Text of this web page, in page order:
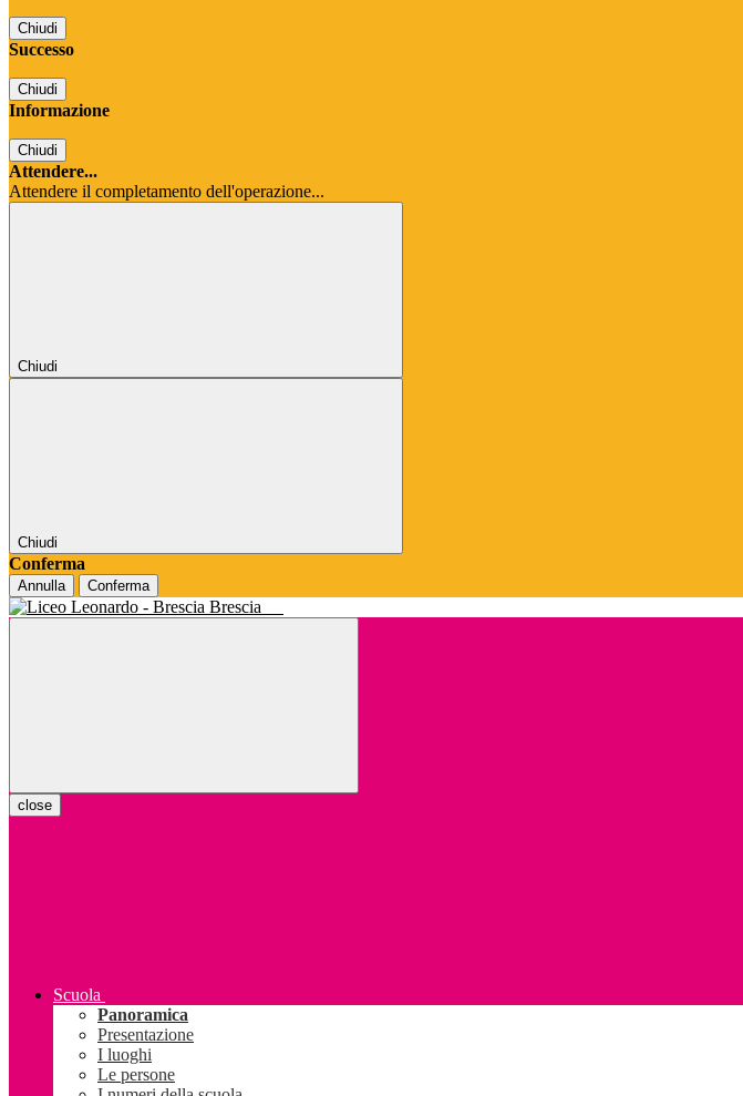
Chiudi
Successo
Chiudi
Informazione
Chiudi
Attendere...
Attendere il completamento dell'operazione...
Chiudi
Chiudi
Conferma
Annulla Conferma
Brescia
close
Scuola
Panoramica
Presentazione
I luoghi
Le persone